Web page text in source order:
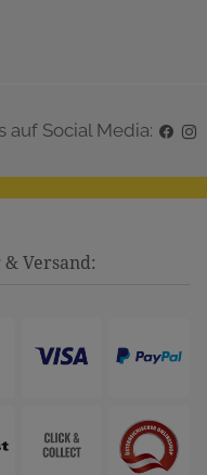
auf Social Media:
Versand: